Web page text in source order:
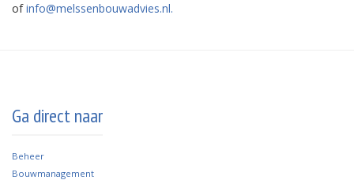
ofinfo@melssenbouwadvies.nl.
Ga direct naar
Beheer
Bouwmanagement